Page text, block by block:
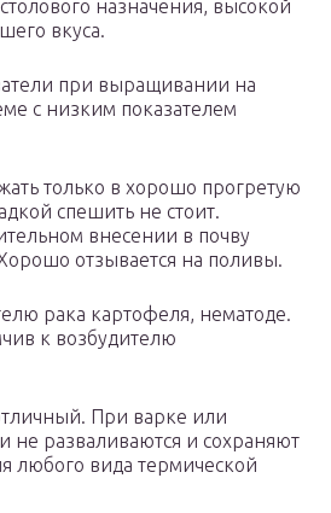
назначения, высокой
вкуса.
при выращивании на
с низким показателем
только в хорошо прогретую
спешить не стоит.
внесении в почву
отзывается на поливы.
рака картофеля, нематоде.
к возбудителю
При варке или
не разваливаются и сохраняют
любого вида термической